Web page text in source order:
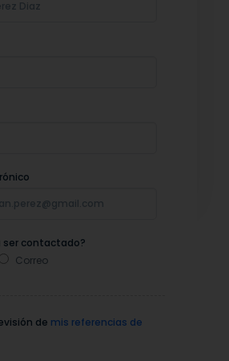
ser contactado?
Correo
de mis referencias de